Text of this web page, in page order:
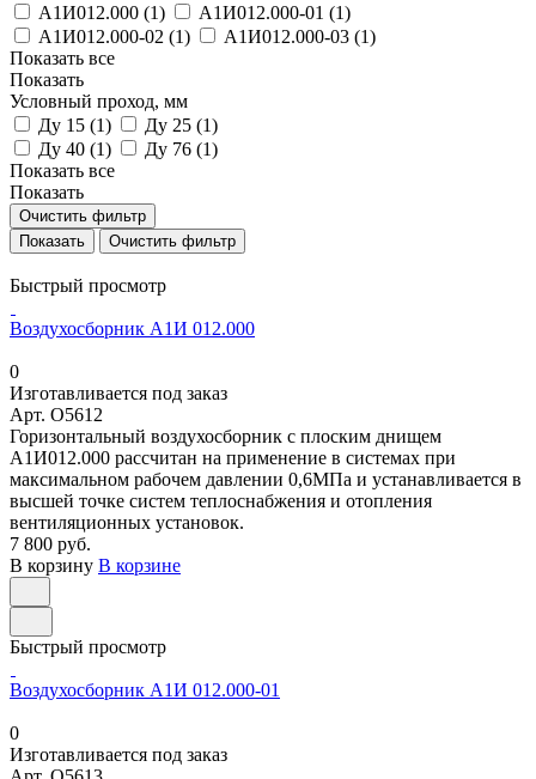
А1И012.000 (1) А1И012.000-01 (1)
А1И012.000-02 (1) А1И012.000-03 (1)
Показать все
Показать
Условный проход, мм
Ду 15 (1) Ду 25 (1)
Ду 40 (1) Ду 76 (1)
Показать все
Показать
Очистить фильтр
Очистить фильтр
Быстрый просмотр
Воздухосборник А1И 012.000
0
Изготавливается под заказ
Арт. O5612
Горизонтальный воздухосборник с плоским днищем
А1И012.000 рассчитан на применение в системах при
максимальном рабочем давлении 0,6МПа и устанавливается в
высшей точке систем теплоснабжения и отопления
вентиляционных установок.
7 800 руб.
В корзину В корзине
Быстрый просмотр
Воздухосборник А1И 012.000-01
0
Изготавливается под заказ